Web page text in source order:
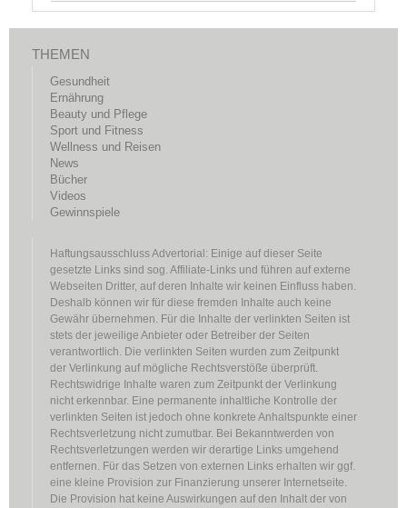
THEMEN
Gesundheit
Ernährung
Beauty und Pflege
Sport und Fitness
Wellness und Reisen
News
Bücher
Videos
Gewinnspiele
Haftungsausschluss Advertorial: Einige auf dieser Seite
gesetzte Links sind sog. Affiliate-Links und führen auf externe
Webseiten Dritter, auf deren Inhalte wir keinen Einfluss haben.
Deshalb können wir für diese fremden Inhalte auch keine
Gewähr übernehmen. Für die Inhalte der verlinkten Seiten ist
stets der jeweilige Anbieter oder Betreiber der Seiten
verantwortlich. Die verlinkten Seiten wurden zum Zeitpunkt
der Verlinkung auf mögliche Rechtsverstöße überprüft.
Rechtswidrige Inhalte waren zum Zeitpunkt der Verlinkung
nicht erkennbar. Eine permanente inhaltliche Kontrolle der
verlinkten Seiten ist jedoch ohne konkrete Anhaltspunkte einer
Rechtsverletzung nicht zumutbar. Bei Bekanntwerden von
Rechtsverletzungen werden wir derartige Links umgehend
entfernen. Für das Setzen von externen Links erhalten wir ggf.
eine kleine Provision zur Finanzierung unserer Internetseite.
Die Provision hat keine Auswirkungen auf den Inhalt der von